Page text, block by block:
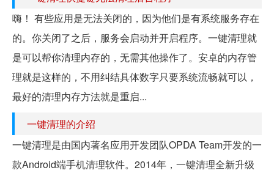
嗨！ 有些应用是无法关闭的，因为他们是有系统服务存在
的。你关闭了之后，服务会启动并开启程序。一键清理就
是可以帮你清理内存的，无需其他操作了。安卓的内存管
理就是这样的，不用纠结具体数字只要系统流畅就可以，
最好的清理内存方法就是重启...
一键清理的介绍
一键清理是由国内著名应用开发团队OPDA Team开发的一
款Android端手机清理软件。2014年，一键清理全新升级